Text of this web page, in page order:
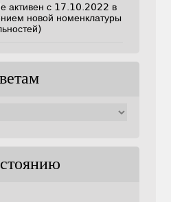
активен с 17.10.2022 в
новой номенклатуры